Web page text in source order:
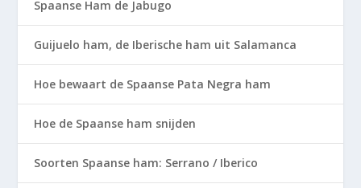
Spaanse Ham de Jabugo
Guijuelo ham, de Iberische ham uit Salamanca
Hoe bewaart de Spaanse Pata Negra ham
Hoe de Spaanse ham snijden
Soorten Spaanse ham: Serrano / Iberico